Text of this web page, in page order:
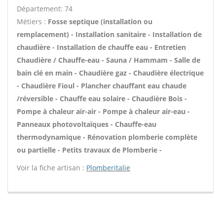
Département: 74
Métiers : Fosse septique (installation ou
remplacement) - Installation sanitaire - Installation de
chaudière - Installation de chauffe eau - Entretien
Chaudière / Chauffe-eau - Sauna / Hammam - Salle de
bain clé en main - Chaudière gaz - Chaudière électrique
- Chaudière Fioul - Plancher chauffant eau chaude
/réversible - Chauffe eau solaire - Chaudière Bois -
Pompe à chaleur air-air - Pompe à chaleur air-eau -
Panneaux photovoltaïques - Chauffe-eau
thermodynamique - Rénovation plomberie complète
ou partielle - Petits travaux de Plomberie -
Voir la fiche artisan : Plomberitalie